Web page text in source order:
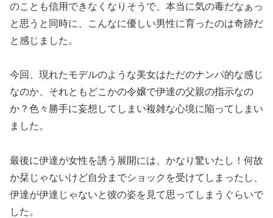
のことも信用できなくなりそうで、本当に気の毒だなぁっ
と思うと同時に、こんなに優しい男性に育ったのは奇跡だ
と感じました。
今回、現れたモデルのような美女はただのナンパ的な感じ
なのか、それともどこかの令嬢で伊達の父親の指示なの
か？色々勝手に妄想してしまい複雑な心境に陥ってしまい
ました。
最後に伊達が女性を誘う展開には、かなり驚いたし！何故
か栞じゃないけど自分までショックを受けてしまったし、
伊達が伊達じゃないと彼の姿を見て思ってしまうぐらいで
した。